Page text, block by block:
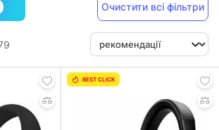
Очистити всі фільтри
BEST CLICK